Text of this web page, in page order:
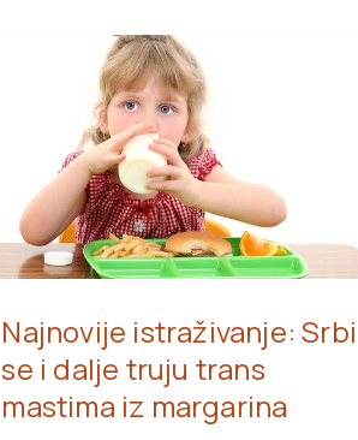
Najnovije istraživanje: Srbi
se i dalje truju trans
mastima iz margarina